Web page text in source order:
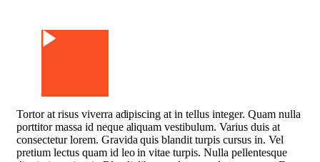
Tortor at risus viverra adipiscing at in tellus integer. Quam nulla
porttitor massa id neque aliquam vestibulum. Varius duis at
consectetur lorem. Gravida quis blandit turpis cursus in. Vel
pretium lectus quam id leo in vitae turpis. Nulla pellentesque